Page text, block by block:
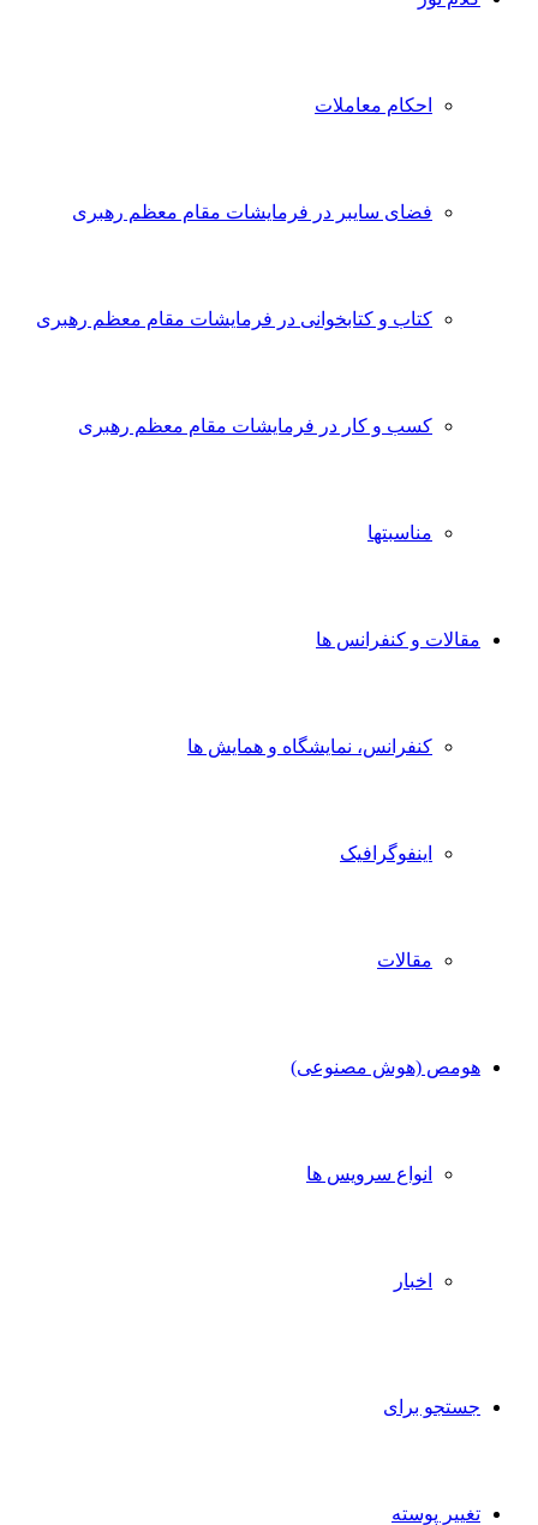
احکام معاملات
فضای سایبر در فرمایشات مقام معظم رهبری
کتاب و کتابخوانی در فرمایشات مقام معظم رهبری
کسب و کار در فرمایشات مقام معظم رهبری
مناسبتها
و کنفرانس ها
کنفرانس، نمایشگاه و همایش ها
اینفوگرافیک
مقالات
(هوش مصنوعی)
انواع سرویس ها
برای
پوسته